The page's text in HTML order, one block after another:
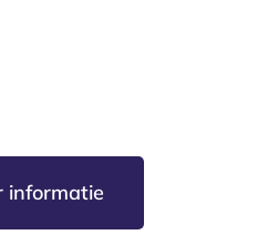
informatie